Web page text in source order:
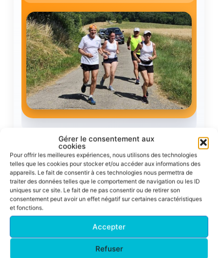
Gérer le consentement aux
cookies
Pour offrir les meilleures expériences, nous utilisons des technologies
telles que les cookies pour stocker et/ou accéder aux informations des
appareils. Le fait de consentir à ces technologies nous permettra de
traiter des données telles que le comportement de navigation ou les ID
uniques sur ce site. Le fait de ne pas consentir ou de retirer son
consentement peut avoir un effet négatif sur certaines caractéristiques
et fonctions.
Accepter
Refuser
Résultats
Corrida pédestre de Toulouse 2026
Un nouveau podium ACFA sur le 10 km !
Nadine Venditto
54m 55s